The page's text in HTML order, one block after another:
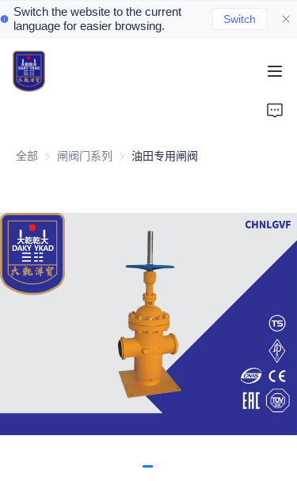
Switch the website to the current
language for easier browsing.
Switch
全部 闸阀门系列 闸阀门系列
油田专用闸阀
Home
Valve Products
Valve News
Contact Us